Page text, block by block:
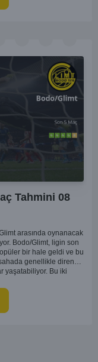
maç beklenebilir.
Tahmini 08
arasında oynanacak
Bodo/Glimt, ligin son
bir hale geldi ve bu
genellikle dirençli
yaşatabiliyor. Bu iki
arkasına alarak
Bodo/Glimt karşısında
Glimt'in de hücum gücü